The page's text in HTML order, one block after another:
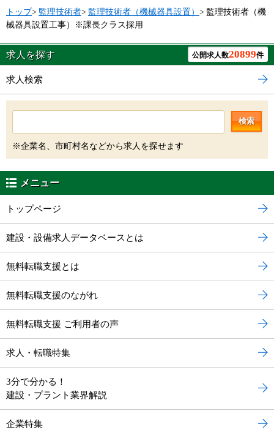
トップ> 監理技術者> 監理技術者（機械器具設置） > 監理技術者（機
械器具設置工事）※課長クラス採用
求人を探す 公開求人数20899件
求人検索
検索
※企業名、市町村名などから求人を探せます
メニュー
トップページ
建設・設備求人データベースとは
無料転職支援とは
無料転職支援のながれ
無料転職支援 ご利用者の声
求人・転職特集
3分で分かる！
建設・プラント業界解説
企業特集